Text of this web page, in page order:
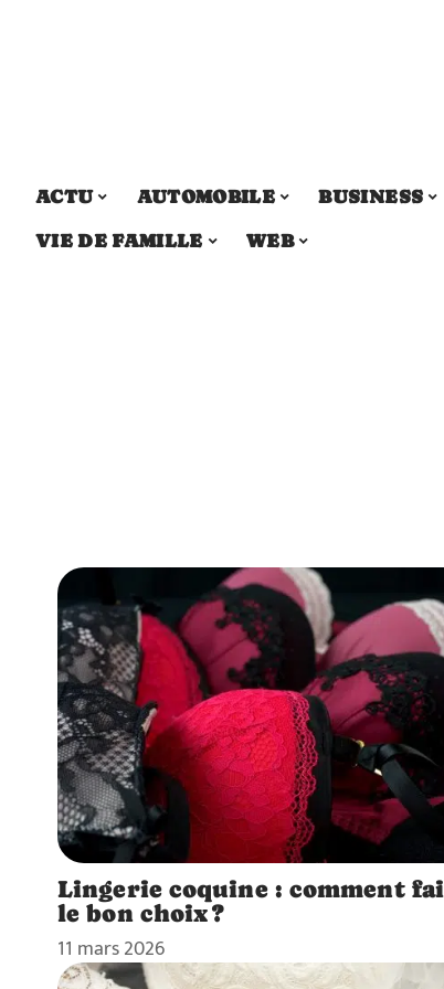
ACTU AUTOMOBILE BUSINESS
VIE DE FAMILLE
WEB
Lingerie coquine : comment
le bon choix ?
11 mars 2026